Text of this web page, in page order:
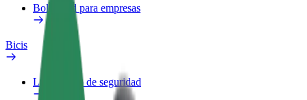
Bolt Food para empresas
Bicis
Laboratorio de seguridad